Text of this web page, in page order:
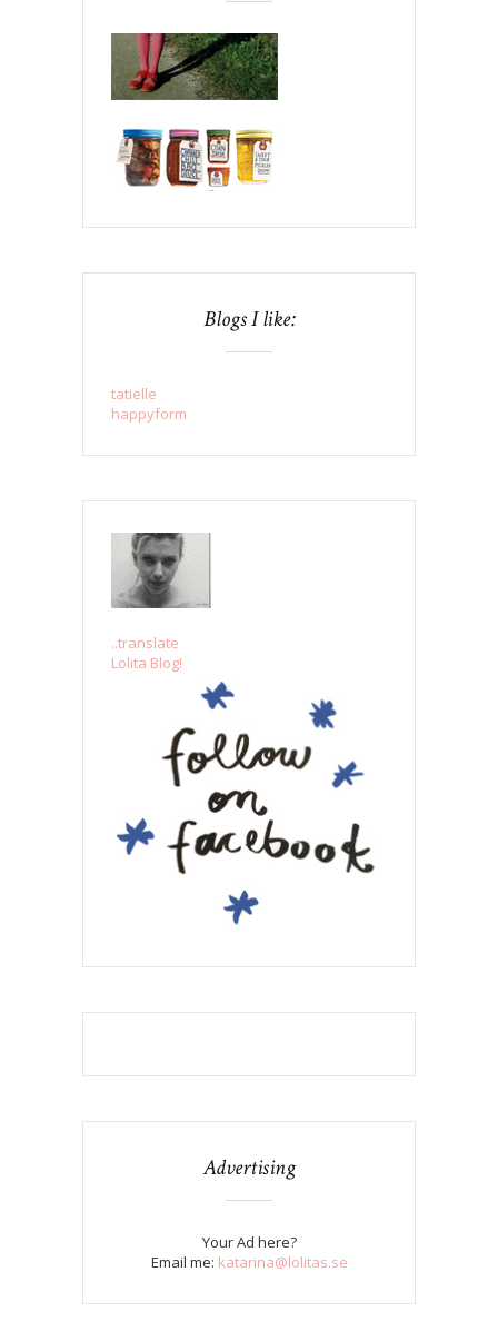
Blogs I like:
tatielle
happyform
..translate
Lolita Blog!
Advertising
Your Ad here?
Email me: katarina@lolitas.se